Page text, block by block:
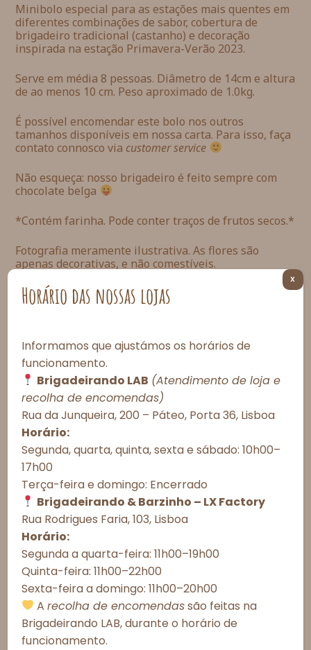
Consentimento de Cookies
Para proporcionar as melhores experiências, utilizamos tecnologias
como cookies para armazenar e/ou acessar informações do
processar dados como comportamento de navegação ou IDs únicos
neste site. A não autorização ou a retirada do consentimento podem
afetar negativamente determinados recursos e funções.
Aceitar todos
Ver preferências
Política de Cookies Política de Privacidade – Brigadeirando
Minibolo especial para as estações mais quentes em
diferentes combinações de sabor, cobertura de
brigadeiro tradicional (castanho) e decoração
inspirada na estação Primavera-Verão 2023.
Serve em média 8 pessoas. Diâmetro de 14cm e altura
de ao menos 10 cm. Peso aproximado de 1.0kg.
É possível encomendar este bolo nos outros
tamanhos disponíveis em nossa carta. Para isso, faça
contato connosco via customer service
Não esqueça: nosso brigadeiro é feito sempre com
chocolate belga
*Contém farinha. Pode conter traços de frutos secos.*
Fotografia meramente ilustrativa. As flores são
apenas decorativas, e não comestíveis.
Para encomendar é necessário realizar a compra pelo
menos até as 15h de dois dias úteis antes da data
“Finalizar pedido”, após o carrinho de compras. Pode
ser levantado em nossa loja, no LX Factory, ou
solicitada entrega a domicílio nos concelhos de
Lisboa, Oeiras, Cascais, Amadora, Odivelas, Loures,
Sintra, Mafra, Almada e Seixal entre segunda-feira e
sábado, exceto feriados.
Observações do cliente:
Este produto está esgotado e indisponível.
Horário das nossas lojas
Informamos que ajustámos os horários de
funcionamento.
Brigadeirando LAB (Atendimento de loja e
recolha de encomendas)
Rua da Junqueira, 200 – Páteo, Porta 36, Lisboa
Horário:
Segunda, quarta, quinta, sexta e sábado: 10h00–
17h00
Terça-feira e domingo: Encerrado
Brigadeirando & Barzinho – LX Factory
Rua Rodrigues Faria, 103, Lisboa
Horário:
Segunda a quarta-feira: 11h00–19h00
Quinta-feira: 11h00–22h00
Sexta-feira a domingo: 11h00–20h00
Arecolha de encomendassão feitas na
Brigadeirando LAB, durante o horário de
funcionamento.
X